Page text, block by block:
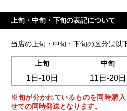
上旬・中旬・下旬の表記について
当店の上旬・中旬・下旬の区分は以
上旬 中旬
1日-10日 11日-20日
※旬が分かれているものを同時購
せての同時発送となります。